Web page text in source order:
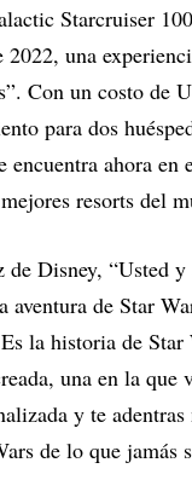
Starcruiser
2022, una
Con un costo de
para dos
encuentra ahora en
resorts del
de Disney, “Usted
aventura de Star
la historia de Star
una en la que
y te adentras
de lo que jamás